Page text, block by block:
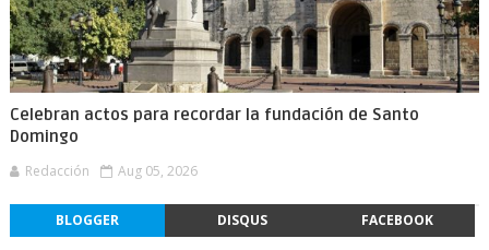
Celebran actos para recordar la fundación de Santo
Domingo
Redacción Aug 05, 2026
BLOGGER DISQUS FACEBOOK